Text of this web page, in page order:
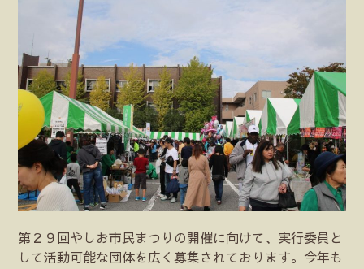
第２９回やしお市民まつりの開催に向けて、実行委員と
して活動可能な団体を広く募集されております。今年も